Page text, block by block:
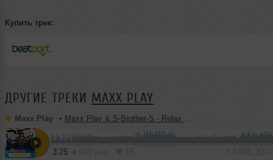
Купить трек:
ДРУГИЕ ТРЕКИ MAXX PLAY
Maxx Play ➝ Maxx Play & S-Brother-S - Relax Bro (Single Extended Mix)
3:25